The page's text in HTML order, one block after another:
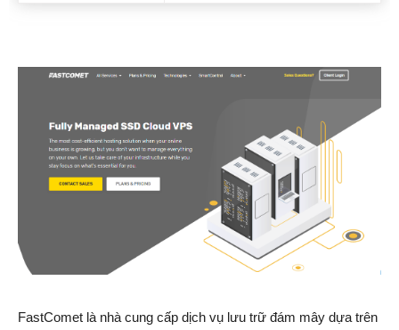
FastComet là nhà cung cấp dịch vụ lưu trữ đám mây dựa trên